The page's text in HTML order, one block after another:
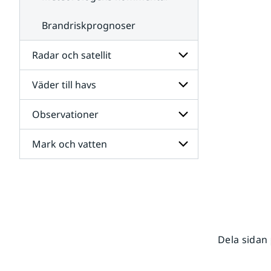
Brandriskprognoser
Radar och satellit
Undersidor
för
Radar
och
satellit
Väder till havs
Undersidor
för
Väder
till
havs
Observationer
Undersidor
för
Mark och vatten
Dela sidan